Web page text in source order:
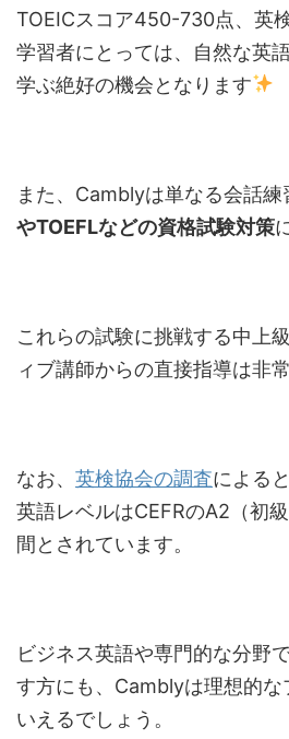
TOEICスコア450-730点、英
学習者にとっては、自然な英
学ぶ絶好の機会となります
また、Camblyは単なる会話練
やTOEFLなどの資格試験対策
これらの試験に挑戦する中上
ィブ講師からの直接指導は非
なお、 英検協会の調査による
英語レベルはCEFRのA2（初
間とされています。
ビジネス英語や専門的な分野
す方にも、Camblyは理想的な
いえるでしょう。